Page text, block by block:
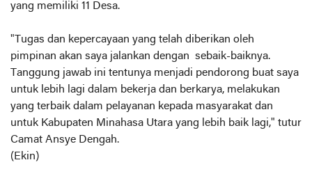
yang memiliki 11 Desa.
"Tugas dan kepercayaan yang telah diberikan oleh
pimpinan akan saya jalankan dengan sebaik-baiknya.
Tanggung jawab ini tentunya menjadi pendorong buat saya
untuk lebih lagi dalam bekerja dan berkarya, melakukan
yang terbaik dalam pelayanan kepada masyarakat dan
untuk Kabupaten Minahasa Utara yang lebih baik lagi," tutur
Camat Ansye Dengah.
(Ekin)